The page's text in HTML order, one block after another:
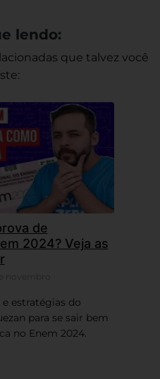
lendo:
que talvez você
de
2024? Veja as
estratégias do
para se sair bem
no Enem 2024.